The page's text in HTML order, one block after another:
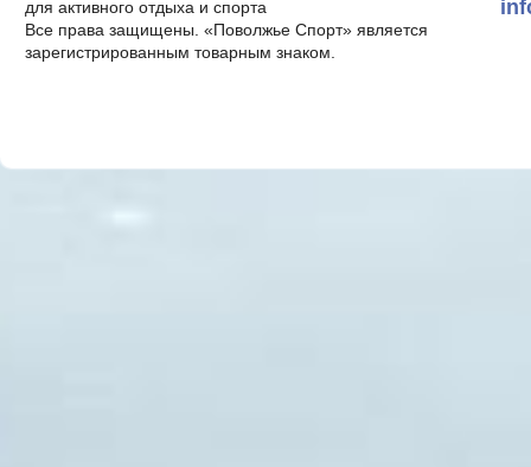
для активного отдыха и спорта
Все права защищены. «Поволжье Спорт» является
зарегистрированным товарным знаком.